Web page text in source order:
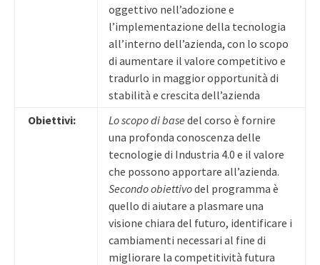
oggettivo nell’adozione e
l’implementazione della tecnologia
all’interno dell’azienda, con lo scopo
di aumentare il valore competitivo e
tradurlo in maggior opportunità di
stabilità e crescita dell’azienda
Obiettivi:
Lo scopo di base del corso è fornire
una profonda conoscenza delle
tecnologie di Industria 4.0 e il valore
che possono apportare all’azienda.
Secondo obiettivodel programma è
quello di aiutare a plasmare una
visione chiara del futuro, identificare i
cambiamenti necessari al fine di
migliorare la competitività futura